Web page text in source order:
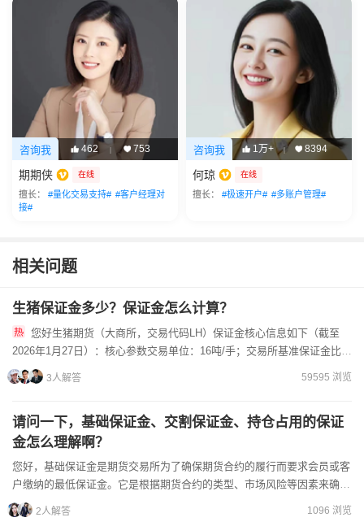
咨询我 462 | 753
期期侠 在线
擅长： #量化交易支持# #客户经理对
接#
咨询我 1万+ | 8394
何琼 在线
擅长： #极速开户# #多账户管理#
相关问题
生猪保证金多少？保证金怎么计算？
2026年1月27日）：核心参数交易单位：16吨/手；交易所基准保证金比
例：8%（非交割月，主力合约）期货公司通常在交易所基...
3人解答 59595 浏览
请问一下，基础保证金、交割保证金、持仓占用的保证
金怎么理解啊？
您好，基础保证金是期货交易所为了确保期货合约的履行而要求会员或客
户缴纳的最低保证金。它是根据期货合约的类型、市场风险等因素来确定
的。交割保证金是指在期货合约进入交割月份后，为了保证交割...
2人解答 1096 浏览